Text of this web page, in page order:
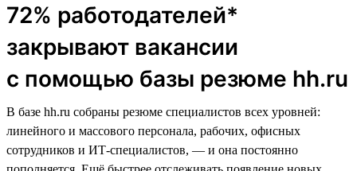
72% работодателей*
закрывают вакансии
с помощью базы резюме hh.ru
В базе hh.ru собраны резюме специалистов всех уровней:
линейного и массового персонала, рабочих, офисных
сотрудников и ИТ-специалистов, — и она постоянно